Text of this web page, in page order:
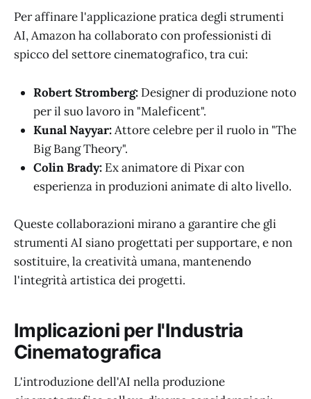
Per affinare l'applicazione pratica degli strumenti
AI, Amazon ha collaborato con professionisti di
spicco del settore cinematografico, tra cui:
Robert Stromberg: Designer di produzione noto
per il suo lavoro in "Maleficent".
Kunal Nayyar:Attore celebre per il ruolo in "The
Big Bang Theory".
Colin Brady: Ex animatore di Pixar con
esperienza in produzioni animate di alto livello.
Queste collaborazioni mirano a garantire che gli
strumenti AI siano progettati per supportare, e non
sostituire, la creatività umana, mantenendo
l'integrità artistica dei progetti.
Implicazioni per l'Industria
Cinematografica
L'introduzione dell'AI nella produzione